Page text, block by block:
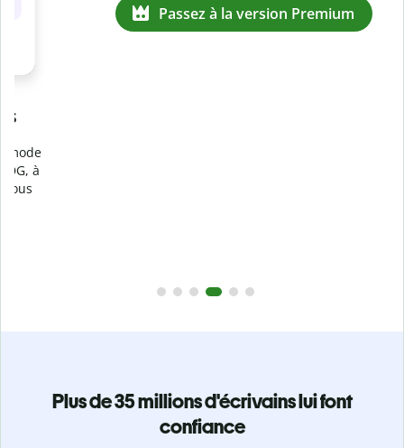
logiciel anti-plagiat. Analysez votre document en quelques
secondes et identifiez les citations manquantes dans plus
Plus de 35 millions d'écrivains lui font
confiance